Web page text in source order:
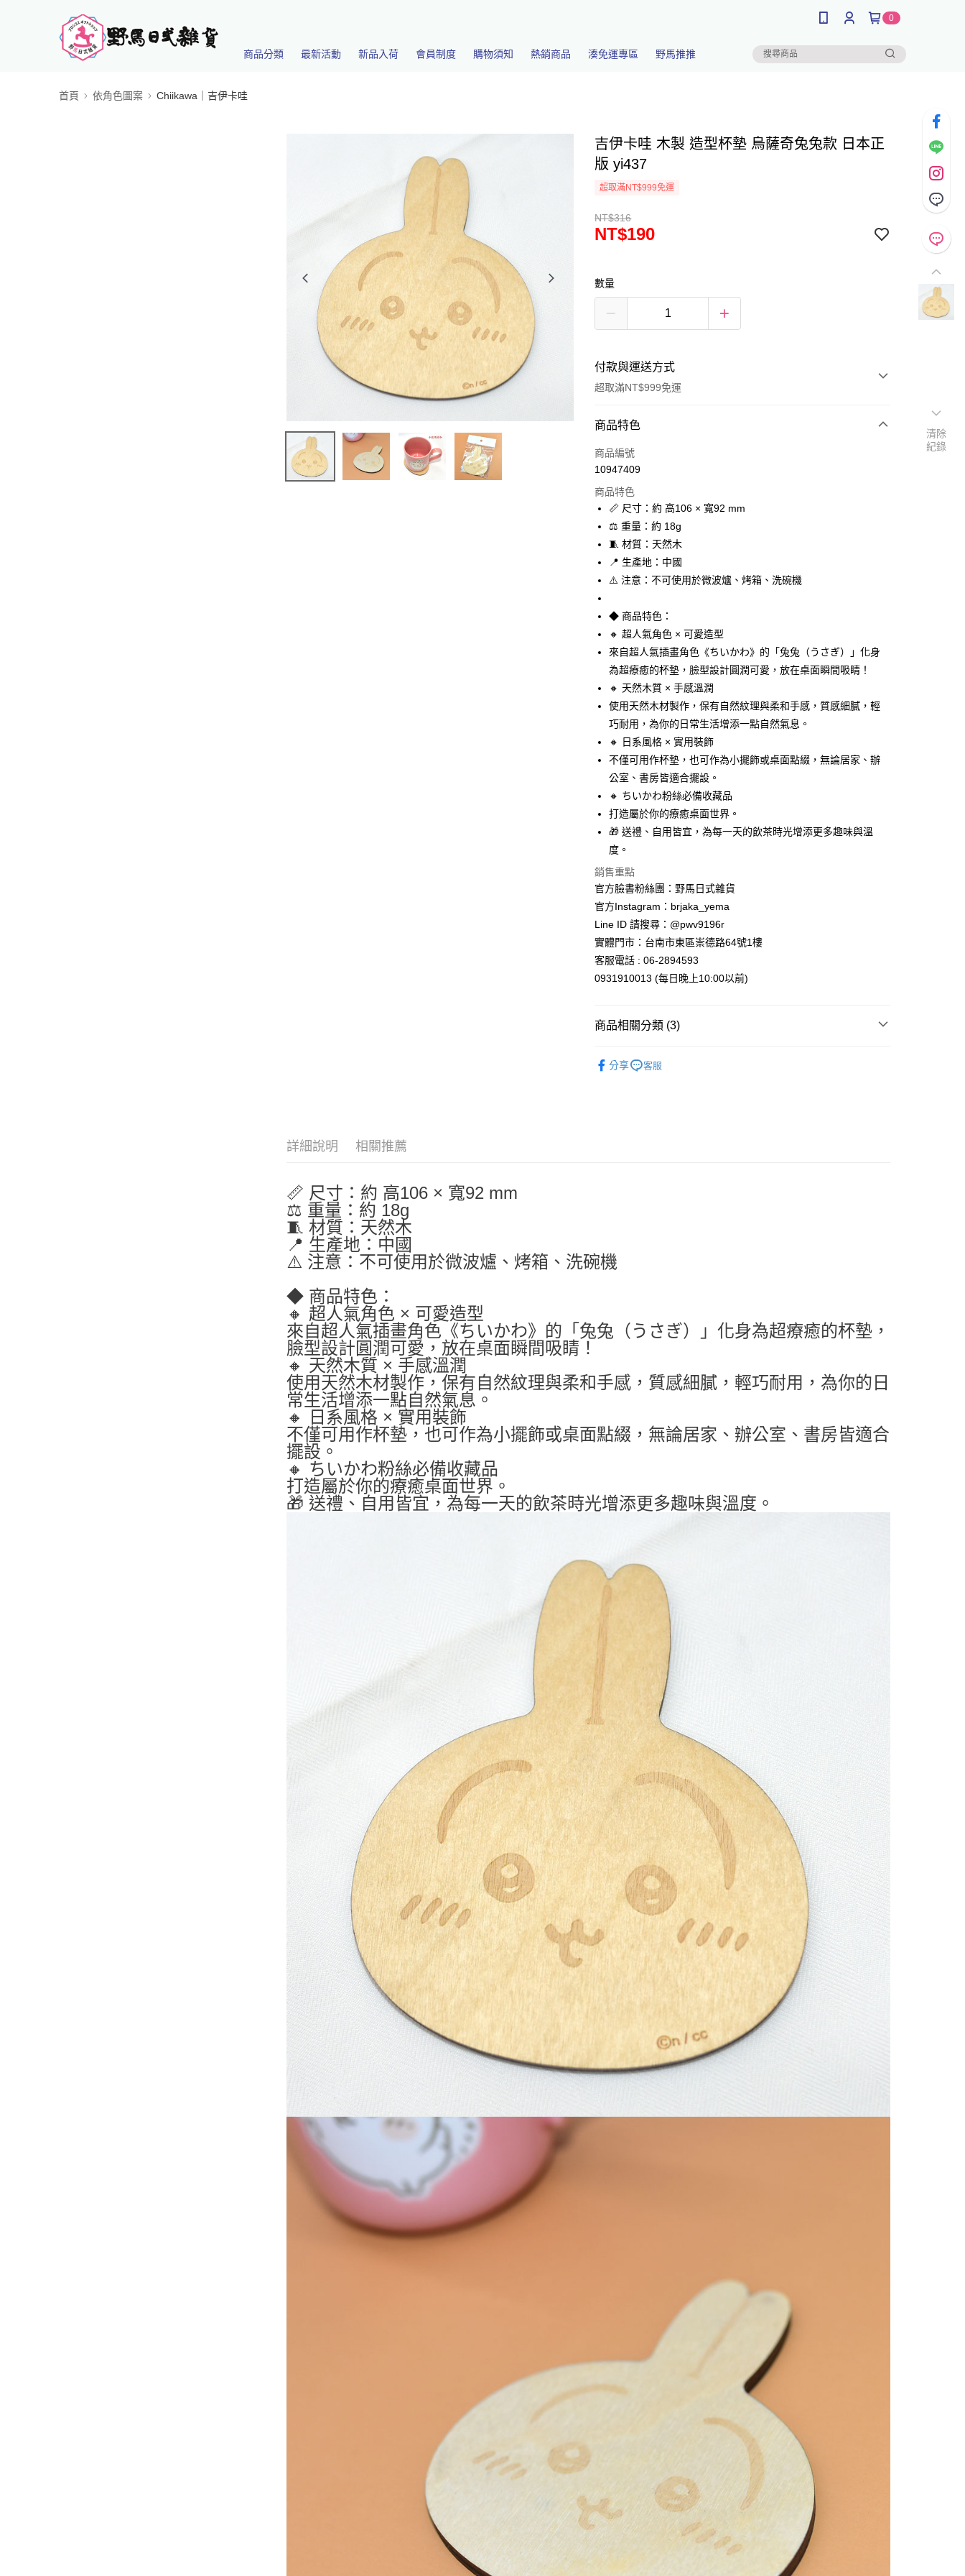
0
商品分類 最新活動 新品入荷 會員制度 購物須知 熱銷商品 湊免運專區 野馬推推
首頁 依角色圖案 Chiikawa｜吉伊卡哇
吉伊卡哇 木製 造型杯墊 烏薩奇兔兔款 日本正
版 yi437
超取滿NT$999免運
NT$316
NT$190
數量
付款與運送方式
超取滿NT$999免運
付款方式
信用卡一次付款
3 期 0 利率 每期 NT$63
合作金庫商業銀行
華南商業銀行
國泰世華商業銀行
臺灣中小企業銀行
台中商業銀行
聯邦商業銀行
元大商業銀行
台新國際商業銀行
中國信託商業銀行
台灣樂天信用卡公司
超商取貨付款
Apple Pay
悠遊付
Google Pay
ATM付款
全家取貨付款
每筆NT$65，滿NT$999(含以上)免運費
付款後全家取貨
每筆NT$65，滿NT$999(含以上)免運費
7-11取貨付款
每筆NT$65，滿NT$999(含以上)免運費
每筆NT$65，滿NT$999(含以上)免運費
宅配
每筆NT$100，滿NT$999(含以上)免運費
商品特色
商品編號
10947409
商品特色
📏 尺寸：約 高106 × 寬92 mm
⚖️ 重量：約 18g
🧵 材質：天然木
📍 生產地：中國
⚠️ 注意：不可使用於微波爐、烤箱、洗碗機
◆ 商品特色：
🔸 超人氣角色 × 可愛造型
來自超人氣插畫角色《ちいかわ》的「兔兔（うさぎ）」化身
為超療癒的杯墊，臉型設計圓潤可愛，放在桌面瞬間吸睛！
🔸 天然木質 × 手感溫潤
使用天然木材製作，保有自然紋理與柔和手感，質感細膩，輕
巧耐用，為你的日常生活增添一點自然氣息。
🔸 日系風格 × 實用裝飾
不僅可用作杯墊，也可作為小擺飾或桌面點綴，無論居家、辦
公室、書房皆適合擺設。
🔸 ちいかわ粉絲必備收藏品
打造屬於你的療癒桌面世界。
🎁 送禮、自用皆宜，為每一天的飲茶時光增添更多趣味與溫
度。
銷售重點
官方臉書粉絲團：野馬日式雜貨
官方Instagram：brjaka_yema
Line ID 請搜尋：@pwv9196r
實體門市：台南市東區崇德路64號1樓
客服電話 : 06-2894593
0931910013 (每日晚上10:00以前)
商品相關分類 (3)
分享 客服
詳細說明 相關推薦
📏 尺寸：約 高106 × 寬92 mm
⚖️ 重量：約 18g
🧵 材質：天然木
📍 生產地：中國
⚠️ 注意：不可使用於微波爐、烤箱、洗碗機
◆ 商品特色：
🔸 超人氣角色 × 可愛造型
來自超人氣插畫角色《ちいかわ》的「兔兔（うさぎ）」化身為超療癒的杯墊，
臉型設計圓潤可愛，放在桌面瞬間吸睛！
🔸 天然木質 × 手感溫潤
使用天然木材製作，保有自然紋理與柔和手感，質感細膩，輕巧耐用，為你的日
常生活增添一點自然氣息。
🔸 日系風格 × 實用裝飾
不僅可用作杯墊，也可作為小擺飾或桌面點綴，無論居家、辦公室、書房皆適合
擺設。
🔸 ちいかわ粉絲必備收藏品
打造屬於你的療癒桌面世界。
🎁 送禮、自用皆宜，為每一天的飲茶時光增添更多趣味與溫度。
清除
紀錄